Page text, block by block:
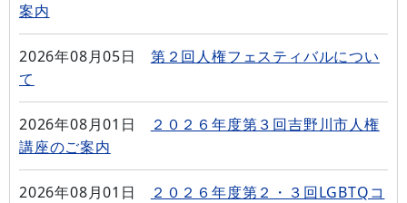
案内
2026年08月05日
第２回人権フェスティバルについ
て
2026年08月01日
２０２６年度第３回吉野川市人権
講座のご案内
2026年08月01日
２０２６年度第２・３回LGBTQコ